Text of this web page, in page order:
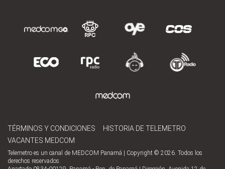
TÉRMINOS Y CONDICIONES
HISTORIA DE TELEMETRO
VACANTES MEDCOM
Telemetro es un canal de MEDCOM Panamá | Copyright © 2026. Todos los
derechos reservados.